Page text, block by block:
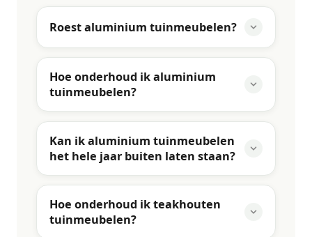
Roest aluminium tuinmeubelen?
Hoe onderhoud ik aluminium
tuinmeubelen?
Kan ik aluminium tuinmeubelen
het hele jaar buiten laten staan?
Hoe onderhoud ik teakhouten
tuinmeubelen?